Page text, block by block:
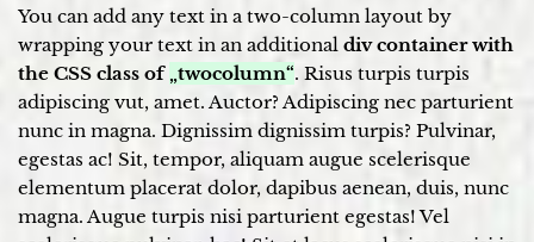
You can add any text in a two-column layout by
wrapping your text in an additional div container with
the CSS class of „twocolumn“. Risus turpis turpis
adipiscing vut, amet. Auctor? Adipiscing nec parturient
nunc in magna. Dignissim dignissim turpis? Pulvinar,
egestas ac! Sit, tempor, aliquam augue scelerisque
elementum placerat dolor, dapibus aenean, duis, nunc
magna. Augue turpis nisi parturient egestas! Vel